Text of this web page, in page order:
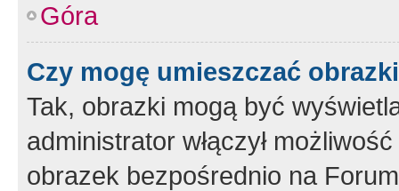
Góra
Czy mogę umieszczać
Tak, obrazki mogą być
administrator włączył
obrazek bezpośrednio na